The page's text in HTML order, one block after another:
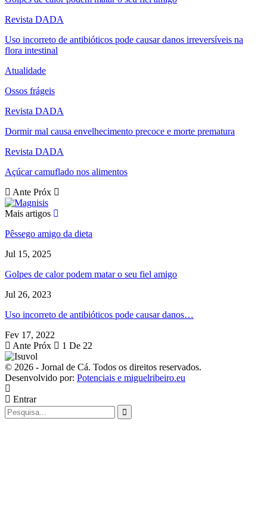
Revista DADA
Uso incorreto de antibióticos pode causar danos irreversíveis na
flora intestinal
Atualidade
Ossos frágeis
Revista DADA
Dormir mal causa envelhecimento precoce e morte prematura
Revista DADA
Açúcar camuflado nos alimentos
Ante Próx
Mais artigos
Pêssego amigo da dieta
Jul 15, 2025
Golpes de calor podem matar o seu fiel amigo
Jul 26, 2023
Uso incorreto de antibióticos pode causar danos…
Fev 17, 2022
Ante Próx 1 De 22
© 2026 - Jornal de Cá. Todos os direitos reservados.
Desenvolvido por: Potenciais e miguelribeiro.eu
Entrar